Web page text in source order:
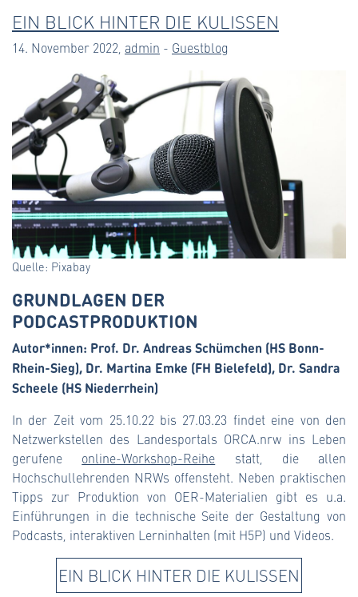
EIN BLICK HINTER DIE KULISSEN
14. November 2022, admin - Guestblog
Quelle: Pixabay
GRUNDLAGEN DER
PODCASTPRODUKTION
Autor*innen: Prof. Dr. Andreas Schümchen (HS Bonn-
Rhein-Sieg), Dr. Martina Emke (FH Bielefeld), Dr. Sandra
Scheele (HS Niederrhein)
In der Zeit vom 25.10.22 bis 27.03.23 findet eine von den
Netzwerkstellen des Landesportals ORCA.nrw ins Leben
gerufene online-Workshop-Reihe statt, die allen
Hochschullehrenden NRWs offensteht. Neben praktischen
Tipps zur Produktion von OER-Materialien gibt es u.a.
Einführungen in die technische Seite der Gestaltung von
Podcasts, interaktiven Lerninhalten (mit H5P) und Videos.
EIN BLICK HINTER DIE KULISSEN